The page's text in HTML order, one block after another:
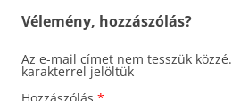
Vélemény, hozzászólás?
Az e-mail címet nem tesszük közzé.
karakterrel jelöltük